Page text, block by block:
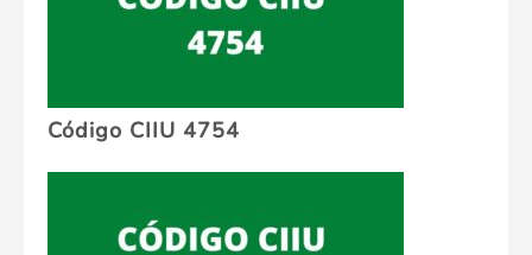
Código CIIU 4754